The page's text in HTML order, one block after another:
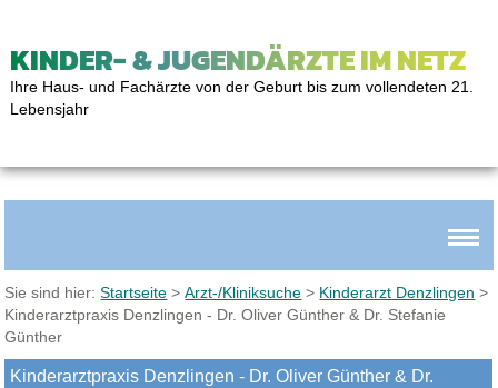
KINDER- & JUGENDÄRZTE IM NETZ
Ihre Haus- und Fachärzte von der Geburt bis zum vollendeten 21.
Lebensjahr
Sie sind hier:Startseite >Arzt-/Kliniksuche > Kinderarzt Denzlingen >
Kinderarztpraxis Denzlingen - Dr. Oliver Günther & Dr. Stefanie
Günther
Kinderarztpraxis Denzlingen - Dr. Oliver Günther & Dr.